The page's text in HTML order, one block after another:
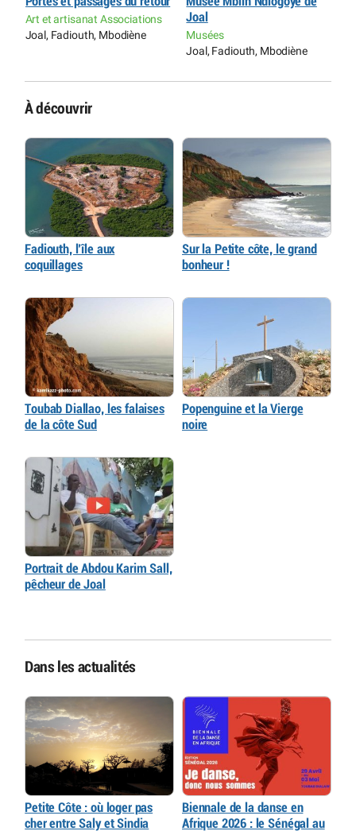
Art et artisanat Associations
Joal, Fadiouth, Mbodiène
Joal
Musées
Joal, Fadiouth, Mbodiène
À découvrir
Fadiouth, l’île aux
coquillages
Sur la Petite côte, le grand
bonheur !
Toubab Diallao, les falaises
de la côte Sud
Popenguine et la Vierge
noire
Portrait de Abdou Karim Sall,
pêcheur de Joal
Dans les actualités
Petite Côte : où loger pas
cher entre Saly et Sindia
Biennale de la danse en
Afrique 2026 : le Sénégal au